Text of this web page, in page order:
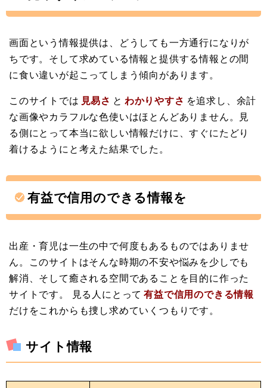
画面という情報提供は、どうしても一方通行になりが
ちです。そして求めている情報と提供する情報との間
に食い違いが起こってしまう傾向があります。
このサイトでは 見易さ と わかりやすさ を追求し、余計
な画像やカラフルな色使いはほとんどありません。見
る側にとって本当に欲しい情報だけに、すぐにたどり
着けるようにと考えた結果でした。
有益で信用のできる情報を
出産・育児は一生の中で何度もあるものではありませ
ん。このサイトはそんな時期の不安や悩みを少しでも
解消、そして癒される空間であることを目的に作った
サイトです。 見る人にとって 有益で信用のできる情報
だけをこれからも捜し求めていくつもりです。
サイト情報